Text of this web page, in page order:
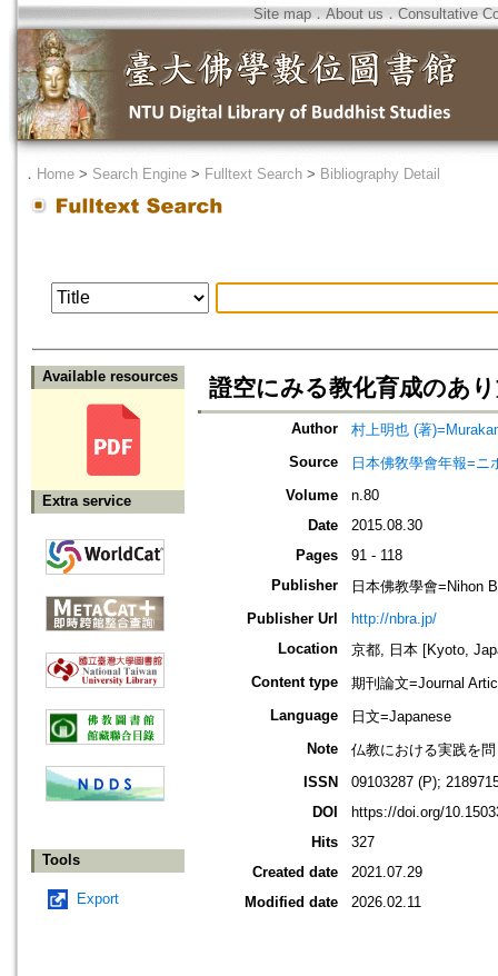
Site map．About us ． Consultative
． Home > Search Engine > Fulltext Search > Bibliography Detail
Available resources
Extra service
Tools
Export
證空にみる教化育成のあ
Author
村上明也 (著
Source
日本佛敎學會年報=
Volume
n.80
Date
2015.08.30
Pages
91 - 118
Publisher
日本佛教學會=Nihon
Publisher Url
http://nbra.jp/
Location
京都, 日本 [Kyoto,
Content type
期刊論文=Journal
Language
日文=Japanese
Note
仏教における実践を
ISSN
09103287 (P);
DOI
https://doi.org/
Hits
327
Created date
2021.07.29
Modified date
2026.02.11